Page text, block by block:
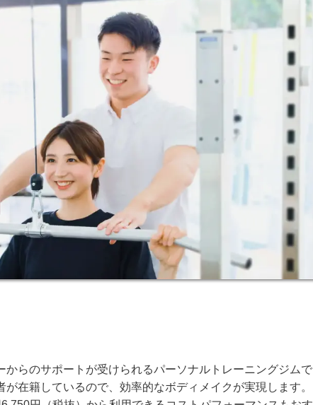
らのサポートが受けられるパーソナルトレーニングジムで
在籍しているので、効率的なボディメイクが実現します。